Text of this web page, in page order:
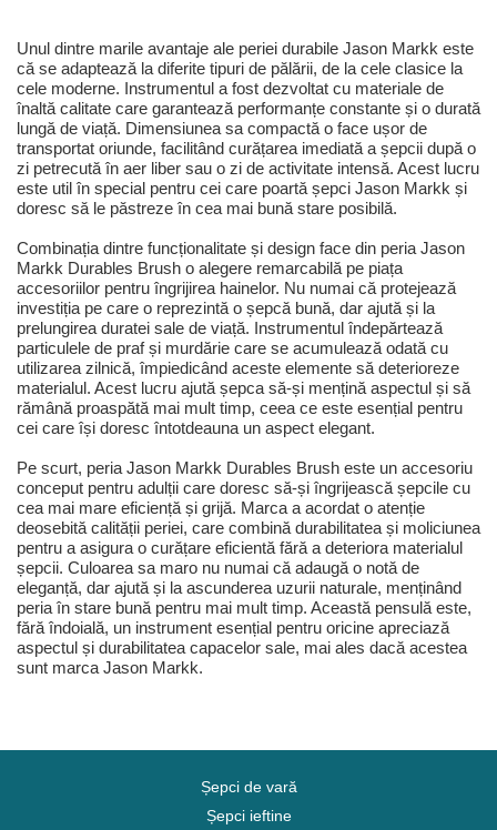
Unul dintre marile avantaje ale periei durabile Jason Markk este
că se adaptează la diferite tipuri de pălării, de la cele clasice la
cele moderne. Instrumentul a fost dezvoltat cu materiale de
înaltă calitate care garantează performanțe constante și o durată
lungă de viață. Dimensiunea sa compactă o face ușor de
transportat oriunde, facilitând curățarea imediată a șepcii după o
zi petrecută în aer liber sau o zi de activitate intensă. Acest lucru
este util în special pentru cei care poartă șepci Jason Markk și
doresc să le păstreze în cea mai bună stare posibilă.
Combinația dintre funcționalitate și design face din peria Jason
Markk Durables Brush o alegere remarcabilă pe piața
accesoriilor pentru îngrijirea hainelor. Nu numai că protejează
investiția pe care o reprezintă o șepcă bună, dar ajută și la
prelungirea duratei sale de viață. Instrumentul îndepărtează
particulele de praf și murdărie care se acumulează odată cu
utilizarea zilnică, împiedicând aceste elemente să deterioreze
materialul. Acest lucru ajută șepca să-și mențină aspectul și să
rămână proaspătă mai mult timp, ceea ce este esențial pentru
cei care își doresc întotdeauna un aspect elegant.
Pe scurt, peria Jason Markk Durables Brush este un accesoriu
conceput pentru adulții care doresc să-și îngrijească șepcile cu
cea mai mare eficiență și grijă. Marca a acordat o atenție
deosebită calității periei, care combină durabilitatea și moliciunea
pentru a asigura o curățare eficientă fără a deteriora materialul
șepcii. Culoarea sa maro nu numai că adaugă o notă de
eleganță, dar ajută și la ascunderea uzurii naturale, menținând
peria în stare bună pentru mai mult timp. Această pensulă este,
fără îndoială, un instrument esențial pentru oricine apreciază
aspectul și durabilitatea capacelor sale, mai ales dacă acestea
sunt marca Jason Markk.
Șepci de vară
Șepci ieftine